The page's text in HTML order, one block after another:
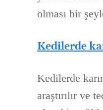
olması bir
Kedilerde
Kedilerde
araştırılır ve